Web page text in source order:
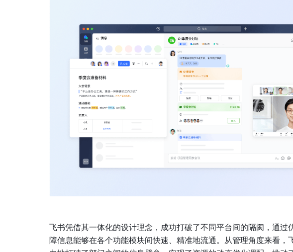
飞书凭借其一体化的设计理念，成功打破了不同平台间的隔阂，通
障信息能够在各个功能模块间快速、精准地流通。从管理角度来看